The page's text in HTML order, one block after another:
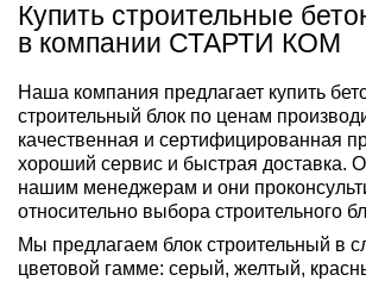
Купить строительные
в компании СТАРТИ КОМ
Наша компания предлагает купить
строительный блок по ценам
качественная и сертифицированная
хороший сервис и быстрая доставка.
нашим менеджерам и они
относительно выбора строительного
Мы предлагаем блок строительный в
цветовой гамме: серый, желтый,